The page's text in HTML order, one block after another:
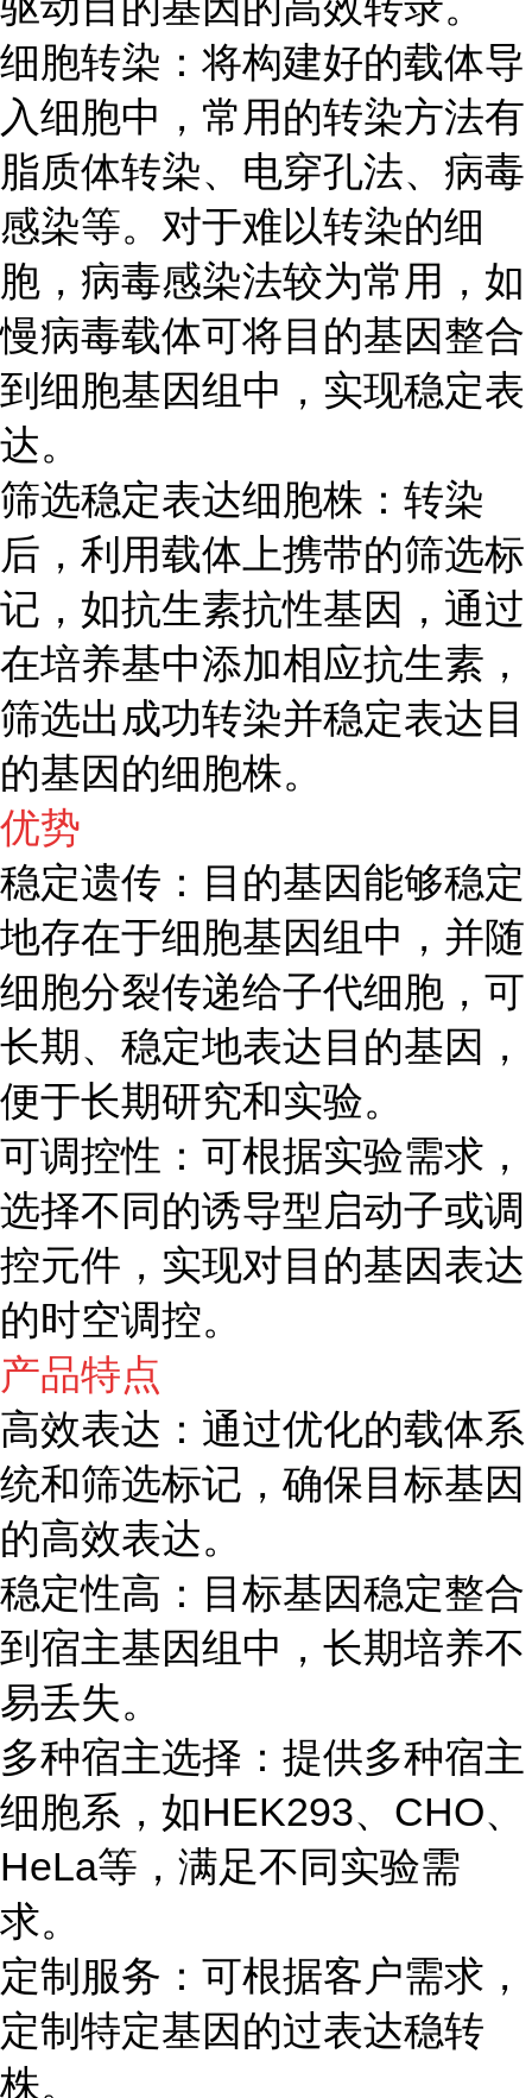
细胞转染：将构建好的载体导
入细胞中，常用的转染方法有
脂质体转染、电穿孔法、病毒
感染等。对于难以转染的细
胞，病毒感染法较为常用，如
慢病毒载体可将目的基因整合
到细胞基因组中，实现稳定表
达。
筛选稳定表达细胞株：转染
后，利用载体上携带的筛选标
记，如抗生素抗性基因，通过
在培养基中添加相应抗生素，
筛选出成功转染并稳定表达目
的基因的细胞株。
优势
稳定遗传：目的基因能够稳定
地存在于细胞基因组中，并随
细胞分裂传递给子代细胞，可
长期、稳定地表达目的基因，
便于长期研究和实验。
可调控性：可根据实验需求，
选择不同的诱导型启动子或调
控元件，实现对目的基因表达
的时空调控。
产品特点
高效表达：通过优化的载体系
统和筛选标记，确保目标基因
的高效表达。
稳定性高：目标基因稳定整合
到宿主基因组中，长期培养不
易丢失。
多种宿主选择：提供多种宿主
细胞系，如HEK293、CHO、
HeLa等，满足不同实验需
求。
定制服务：可根据客户需求，
定制特定基因的过表达稳转
株。